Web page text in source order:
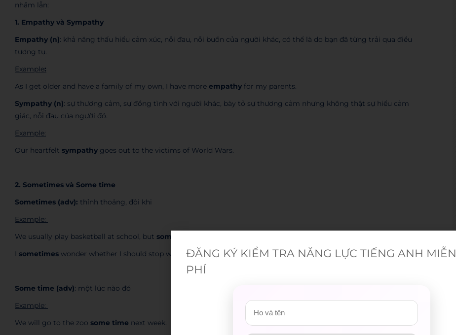
nhầm lẫn:
1. Empathy và Sympathy
Empathy (n): khả năng thấu hiểu cảm xúc, nỗi đau, nỗi buồn của người khác, có thể là do bạn đã từng trải qua điều
tương tụ.
Example:
As I get older and have a family of my own, I have more empathy for my parents.
Sympathy (n): sự thương cảm, sự đồng tình với người khác, bày tỏ sự thương cảm nhưng không thật sự hiểu cảm
giác, nỗi đau của người đó.
Example:
Our heartfelt sympathy goes out to the victims of World Wars.
2. Sometimes và Some time
Sometimes (adv): thỉnh thoảng, đôi khi
Example:
We usually play basketball at school, but sometimes
I sometimes wonder whether I should stop working and just travel.
Some time (adv): một lúc nào đó
Example:
We will go to the zoo some time next week.
ĐĂNG KÝ KIỂM TRA NĂNG LỰC TIẾNG ANH MIỄN
PHÍ